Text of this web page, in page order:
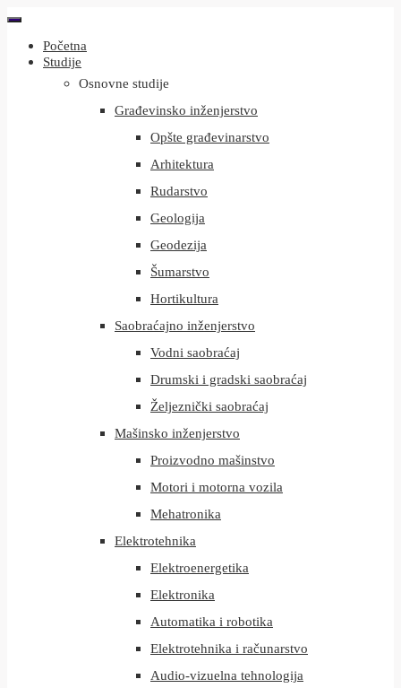
Početna
Studije
Osnovne studije
Građevinsko inženjerstvo
Opšte građevinarstvo
Arhitektura
Rudarstvo
Geologija
Geodezija
Šumarstvo
Hortikultura
Saobraćajno inženjerstvo
Vodni saobraćaj
Drumski i gradski saobraćaj
Željeznički saobraćaj
Mašinsko inženjerstvo
Proizvodno mašinstvo
Motori i motorna vozila
Mehatronika
Elektrotehnika
Elektroenergetika
Elektronika
Automatika i robotika
Elektrotehnika i računarstvo
Audio-vizuelna tehnologija